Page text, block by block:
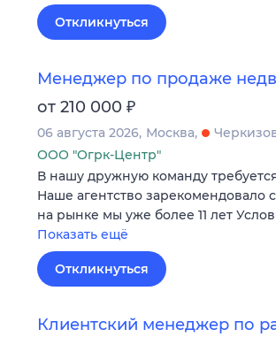
Откликнуться
Менеджер по продаже
от 210 000 ₽
06 августа 2026 Москва
ООО "Огрк-Центр"
В нашу дружную команду
Наше агентство зарекомендовало
на рынке мы уже более 11 лет
Показать ещё
Откликнуться
Клиентский менеджер по